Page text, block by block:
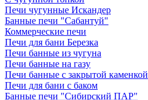
Печи чугунные Искандер
Банные печи "Сабантуй"
Коммерческие печи
Печи для бани Березка
Печи банные из чугуна
Печи банные на газу
Печи банные с закрытой каменкой
Печи для бани с баком
Банные печи "Сибирский ПАР"